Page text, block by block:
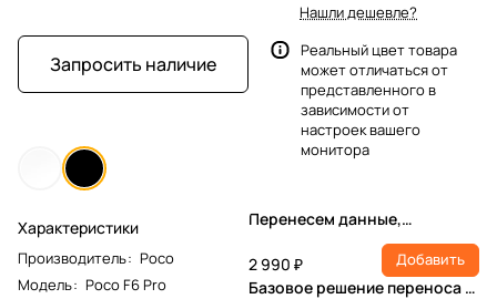
Запросить наличие
Характеристики
Производитель: Poco
Модель: Poco F6 Pro
Нашли дешевле?
Реальный цвет товара
может отличаться от
представленного в
зависимости от
настроек вашего
монитора
Перенесем данные,
настроим учетную запись,
установим ПО
2 990 ₽ Добавить
Базовое решение переноса и